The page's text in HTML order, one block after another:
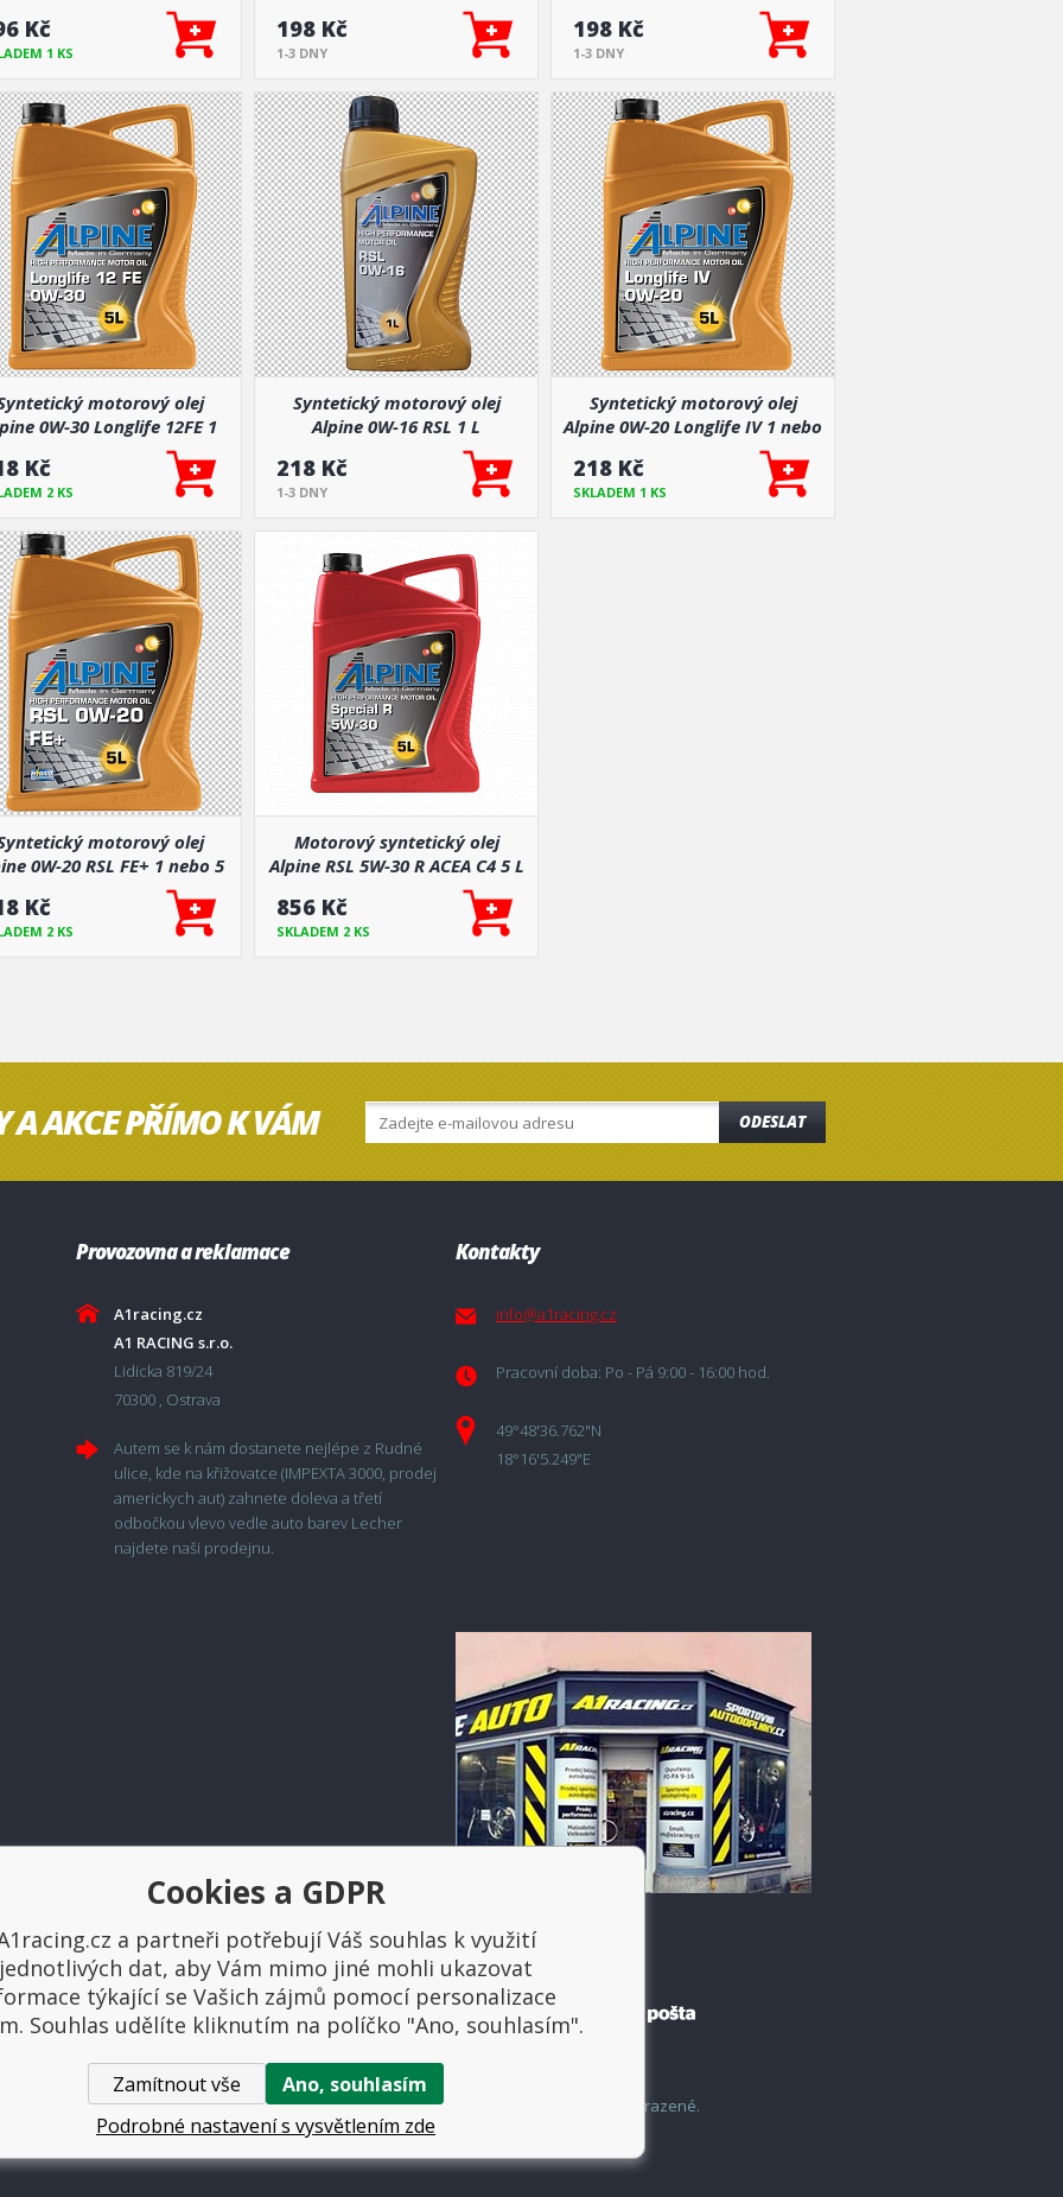
Kč
1 KS
198 Kč
1-3 DNY
198 Kč
1-3 DNY
motorový olej
0W-30 Longlife 12FE 1
Kč
2 KS
Syntetický motorový olej
Alpine 0W-16 RSL 1 L
218 Kč
1-3 DNY
Syntetický motorový olej
Alpine 0W-20 Longlife IV 1 nebo
218 Kč
SKLADEM 1 KS
motorový olej
0W-20 RSL FE+ 1 nebo 5
Kč
2 KS
Motorový syntetický olej
Alpine RSL 5W-30 R ACEA C4 5 L
856 Kč
SKLADEM 2 KS
A AKCE PŘÍMO K VÁM ODESLAT
Provozovna a reklamace
A1racing.cz
A1 RACING s.r.o.
Lidicka 819/24
70300 , Ostrava
Autem se k nám dostanete nejlépe z Rudné
ulice, kde na křižovatce (IMPEXTA 3000, prodej
americkych aut) zahnete doleva a třetí
odbočkou vlevo vedle auto barev Lecher
najdete naši prodejnu.
Kontakty
info@a1racing.cz
Pracovní doba: Po - Pá 9:00 - 16:00 hod.
49°48'36.762"N
18°16'5.249"E
Platba a doprava
- Tuning shop, sportovní autodoplňky, tuning auta. Všechny práva vyhrazené.
Internetové obchodyawww stránky:BINARGON.cz
Cookies a GDPR
a partneři potřebují Váš souhlas k využití
jednotlivých dat, aby Vám mimo jiné mohli ukazovat
týkající se Vašich zájmů pomocí personalizace
Souhlas udělíte kliknutím na políčko "Ano, souhlasím".
Zamítnout vše
Ano, souhlasím
Podrobné nastavení s vysvětlením zde